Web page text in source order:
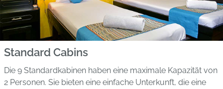
Standard Cabins
Die 9 Standardkabinen haben eine maximale Kapazität von
2 Personen. Sie bieten eine einfache Unterkunft, die eine